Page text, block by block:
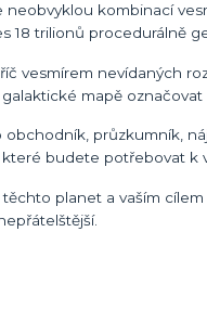
neobvyklou kombinací
18 trilionů procedurálně
vesmírem nevídaných
mapě
průzkumník,
budete potřebovat k
planet a vaším